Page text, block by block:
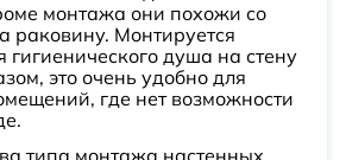
монтажа они похожи со
раковину. Монтируется
гигиенического душа на стену
это очень удобно для
где нет возможности
типа монтажа настенных